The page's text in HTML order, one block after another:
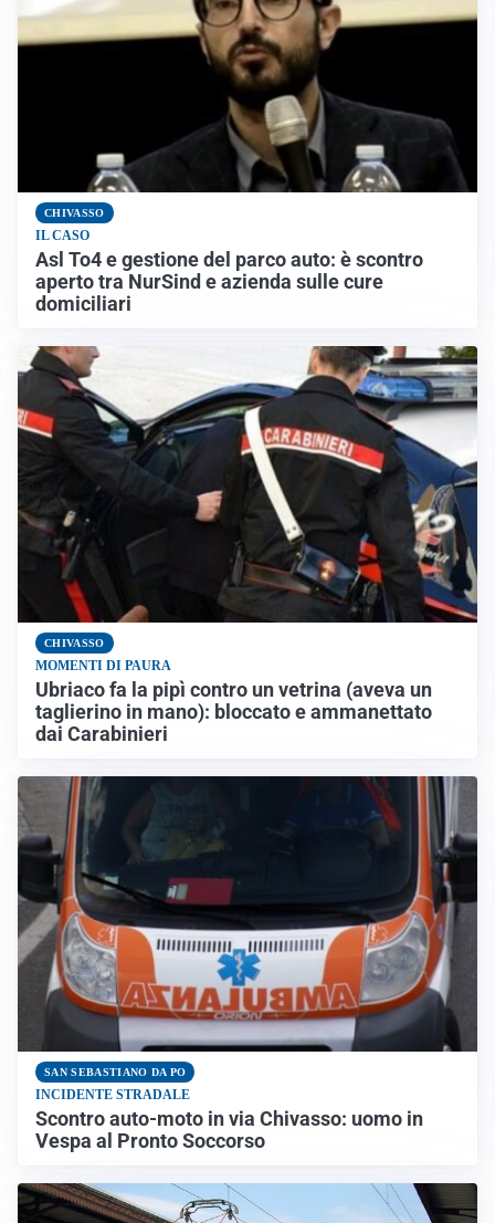
CHIVASSO
IL CASO
Asl To4 e gestione del parco auto: è scontro
aperto tra NurSind e azienda sulle cure
domiciliari
CHIVASSO
MOMENTI DI PAURA
Ubriaco fa la pipì contro un vetrina (aveva un
taglierino in mano): bloccato e ammanettato
dai Carabinieri
SAN SEBASTIANO DA PO
INCIDENTE STRADALE
Scontro auto-moto in via Chivasso: uomo in
Vespa al Pronto Soccorso